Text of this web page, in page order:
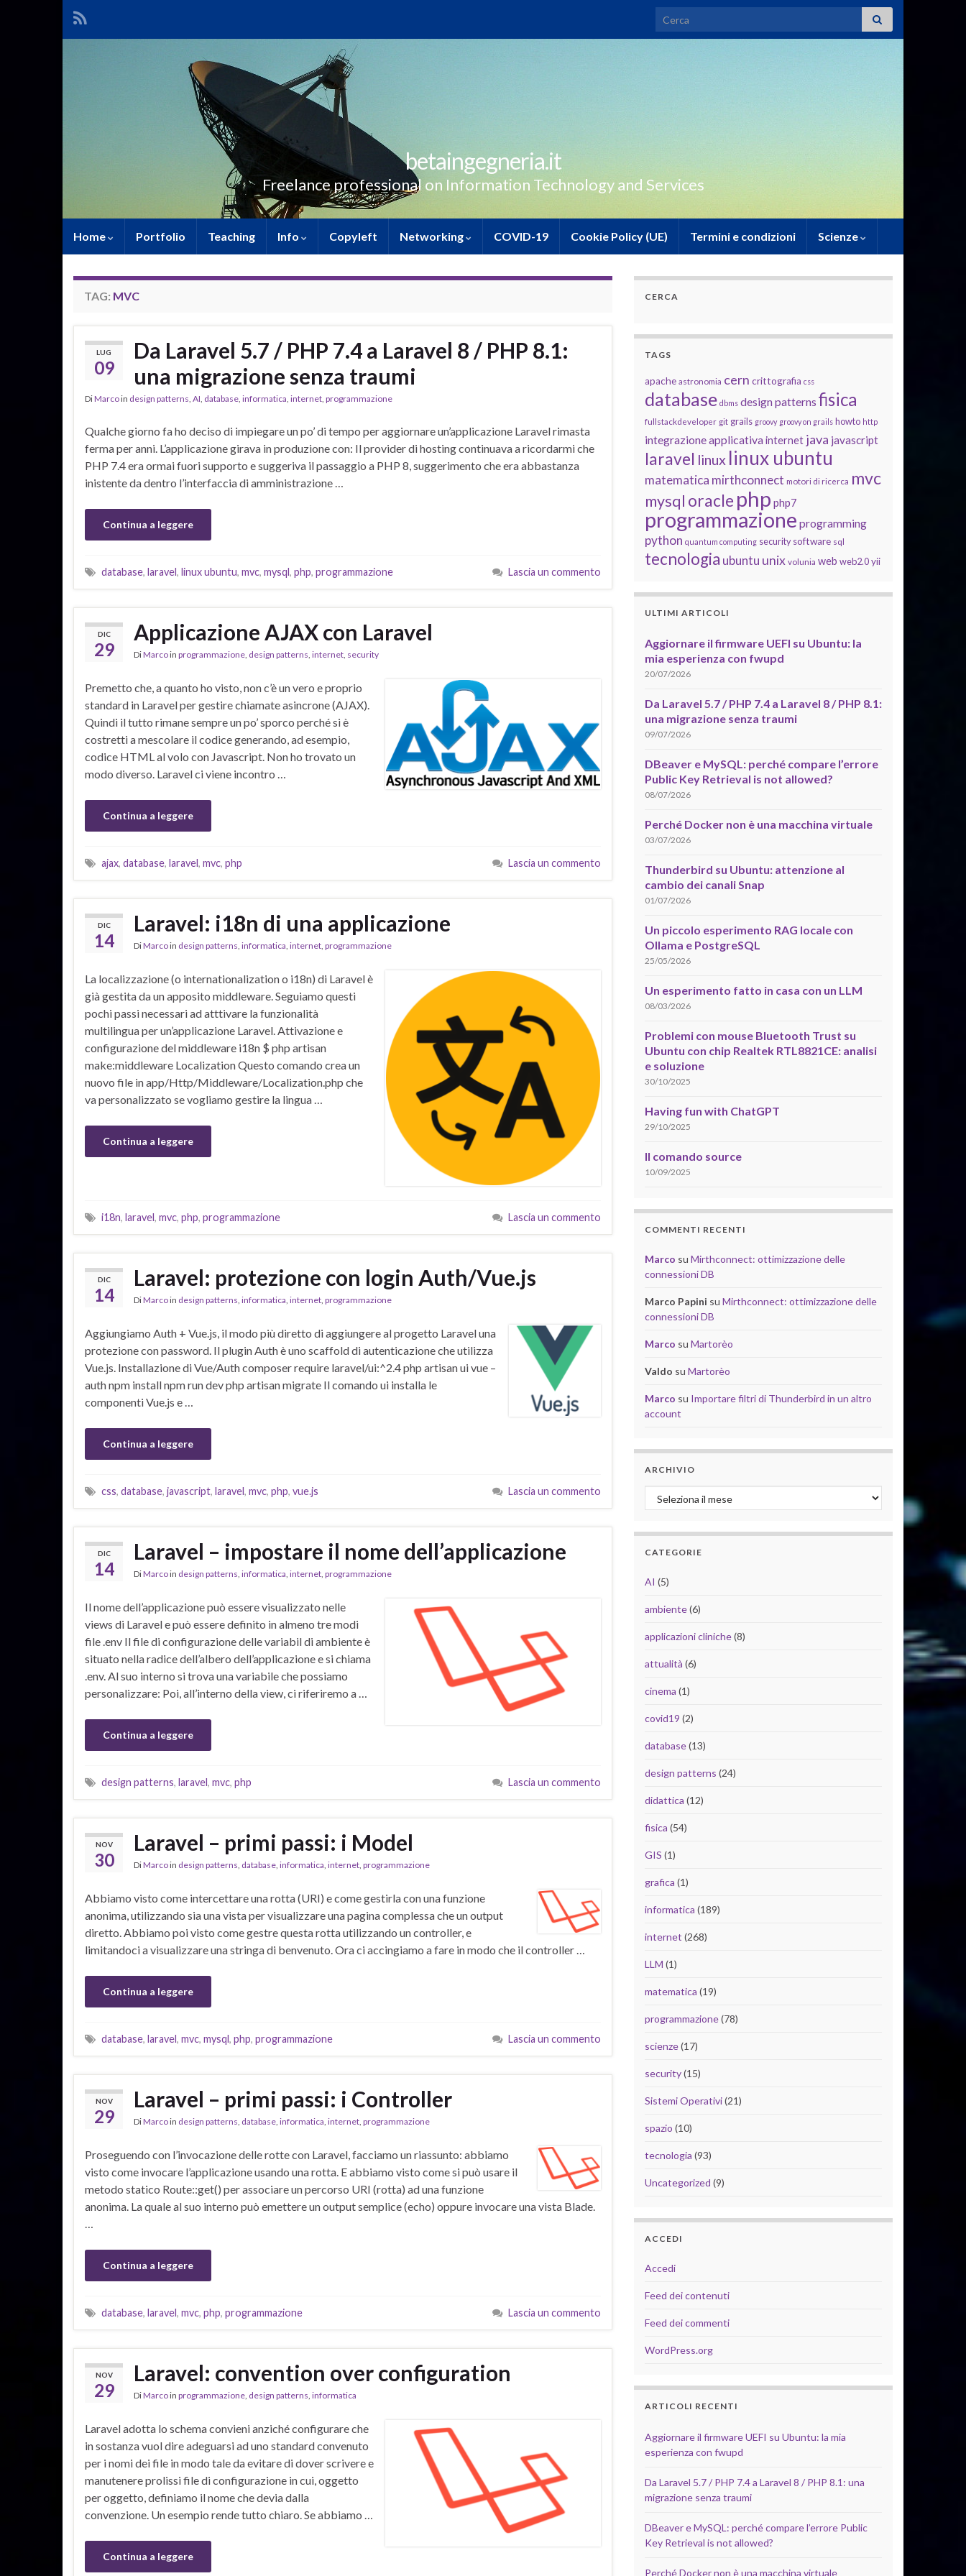
Search for:
betaingegneria.it
Freelance professional on Information Technology and Services
Home Portfolio Teaching Info Copyleft Networking COVID-19 Cookie Policy (UE) Termini e condizioni Scienze
TAG: MVC
LUG
09
Da Laravel 5.7 / PHP 7.4 a Laravel 8 / PHP 8.1:
una migrazione senza traumi
DiMarcoin design patterns, AI, database, informatica, internet, programmazione
Qualche giorno fa ho deciso di impiegare un po’ di tempo per aggiornare un’applicazione Laravel rimasta
ferma per anni. L’applicazione girava in produzione con: Il provider di hosting continuava a ricordarmi che
PHP 7.4 era ormai fuori supporto e suggeriva il passaggio a PHP 8, suggerimento che era abbastanza
inistente da dentro l’interfaccia di amministrazione …
Continua a leggere
database, laravel, linux ubuntu, mvc, mysql, php, programmazione Lascia un commento
DIC
29
Applicazione AJAX con Laravel
DiMarcoin programmazione, design patterns, internet, security
Premetto che, a quanto ho visto, non c’è un vero e proprio
standard in Laravel per gestire chiamate asincrone (AJAX).
Quindi il tutto rimane sempre un po’ sporco perché si è
costretti a mescolare il codice generando, ad esempio,
codice HTML al volo con Javascript. Non ho trovato un
modo diverso. Laravel ci viene incontro …
Continua a leggere
ajax, database, laravel, mvc, php Lascia un commento
DIC
14
Laravel: i18n di una applicazione
DiMarcoin design patterns, informatica, internet, programmazione
La localizzazione (o internationalization o i18n) di Laravel è
già gestita da un apposito middleware. Seguiamo questi
pochi passi necessari ad atttivare la funzionalità
multilingua per un’applicazione Laravel. Attivazione e
configurazione del middleware i18n $ php artisan
make:middleware Localization Questo comando crea un
nuovo file in app/Http/Middleware/Localization.php che
va personalizzato se vogliamo gestire la lingua …
Continua a leggere
i18n, laravel, mvc, php, programmazione Lascia un commento
DIC
14
Laravel: protezione con login Auth/Vue.js
DiMarcoin design patterns, informatica, internet, programmazione
Aggiungiamo Auth + Vue.js, il modo più diretto di aggiungere al progetto Laravel una
protezione con password. Il plugin Auth è uno scaffold di autenticazione che utilizza
Vue.js. Installazione di Vue/Auth composer require laravel/ui:^2.4 php artisan ui vue –
auth npm install npm run dev php artisan migrate Il comando ui installa le
componenti Vue.js e …
Continua a leggere
css, database, javascript, laravel, mvc, php, vue.js Lascia un commento
DIC
14
Laravel – impostare il nome dell’applicazione
DiMarcoin design patterns, informatica, internet, programmazione
Il nome dell’applicazione può essere visualizzato nelle
views di Laravel e può essere definito in almeno tre modi
file .env Il file di configurazione delle variabil di ambiente è
situato nella radice dell’albero dell’applicazione e si chiama
.env. Al suo interno si trova una variabile che possiamo
personalizzare: Poi, all’interno della view, ci riferiremo a …
Continua a leggere
design patterns, laravel, mvc, php Lascia un commento
NOV
30
Laravel – primi passi: i Model
DiMarcoin design patterns, database, informatica, internet, programmazione
Abbiamo visto come intercettare una rotta (URI) e come gestirla con una funzione
anonima, utilizzando sia una vista per visualizzare una pagina complessa che un output
diretto. Abbiamo poi visto come gestre questa rotta utilizzando un controller, e
limitandoci a visualizzare una stringa di benvenuto. Ora ci accingiamo a fare in modo che il controller …
Continua a leggere
database, laravel, mvc, mysql, php, programmazione Lascia un commento
NOV
29
Laravel – primi passi: i Controller
DiMarcoin design patterns, database, informatica, internet, programmazione
Proseguendo con l’invocazione delle rotte con Laravel, facciamo un riassunto: abbiamo
visto come invocare l’applicazione usando una rotta. E abbiamo visto come si può usare il
metodo statico Route::get() per associare un percorso URI (rotta) ad una funzione
anonima. La quale al suo interno può emettere un output semplice (echo) oppure invocare una vista Blade.
…
Continua a leggere
database, laravel, mvc, php, programmazione Lascia un commento
NOV
29
Laravel: convention over configuration
DiMarcoin programmazione, design patterns, informatica
Laravel adotta lo schema convieni anziché configurare che
in sostanza vuol dire adeguarsi ad uno standard convenuto
per i nomi dei file in modo tale da evitare di dover scrivere e
manutenere prolissi file di configurazione in cui, oggetto
per oggetto, definiamo il nome che devia dalla
convenzione. Un esempio rende tutto chiaro. Se abbiamo …
Continua a leggere
CERCA
TAGS
apache astronomia cern crittografia css
database dbms design patterns fisica
fullstackdeveloper git grails groovy groovy on grails howto http
integrazione applicativainternet java javascript
laravel linux linux ubuntu
matematica mirthconnect motori di ricerca mvc
mysql oracle php php7
programmazione programming
python quantum computing security software sql
tecnologia ubuntu unix volunia web web2.0 yii
ULTIMI ARTICOLI
Aggiornare il firmware UEFI su Ubuntu: la
mia esperienza con fwupd
20/07/2026
Da Laravel 5.7 / PHP 7.4 a Laravel 8 / PHP 8.1:
una migrazione senza traumi
09/07/2026
DBeaver e MySQL: perché compare l’errore
Public Key Retrieval is not allowed?
08/07/2026
Perché Docker non è una macchina virtuale
03/07/2026
Thunderbird su Ubuntu: attenzione al
cambio dei canali Snap
01/07/2026
Un piccolo esperimento RAG locale con
Ollama e PostgreSQL
25/05/2026
Un esperimento fatto in casa con un LLM
08/03/2026
Problemi con mouse Bluetooth Trust su
Ubuntu con chip Realtek RTL8821CE: analisi
e soluzione
30/10/2025
Having fun with ChatGPT
29/10/2025
Il comando source
10/09/2025
COMMENTI RECENTI
Marco su Mirthconnect: ottimizzazione delle
connessioni DB
Marco Papini su Mirthconnect: ottimizzazione delle
connessioni DB
Marco su Martorèo
Valdo su Martorèo
Marco su Importare filtri di Thunderbird in un altro
account
ARCHIVIO
Archivio
CATEGORIE
AI (5)
ambiente(6)
applicazioni cliniche(8)
attualità (6)
cinema (1)
covid19 (2)
database(13)
design patterns (24)
didattica (12)
fisica (54)
GIS (1)
grafica (1)
informatica (189)
internet (268)
LLM (1)
matematica (19)
programmazione(78)
scienze(17)
security(15)
Sistemi Operativi(21)
spazio (10)
tecnologia (93)
Uncategorized (9)
ACCEDI
Accedi
Feed dei contenuti
Feed dei commenti
WordPress.org
ARTICOLI RECENTI
Aggiornare il firmware UEFI su Ubuntu: la mia
esperienza con fwupd
Da Laravel 5.7 / PHP 7.4 a Laravel 8 / PHP 8.1: una
migrazione senza traumi
DBeaver e MySQL: perché compare l’errore Public
Key Retrieval is not allowed?
Perché Docker non è una macchina virtuale